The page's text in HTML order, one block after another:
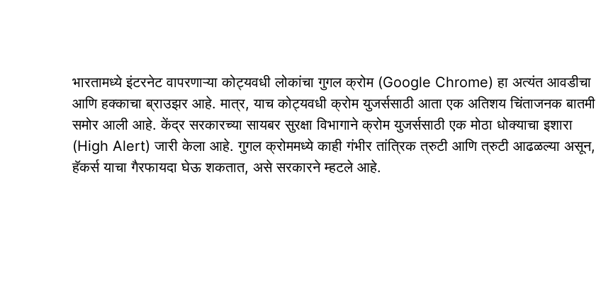
भारतामध्ये इंटरनेट वापरणाऱ्या कोट्यवधी लोकांचा गुगल क्रोम (Google Chrome) हा अत्यंत आवडीचा
आणि हक्काचा ब्राउझर आहे. मात्र, याच कोट्यवधी क्रोम युजर्ससाठी आता एक अतिशय चिंताजनक बातमी
समोर आली आहे. केंद्र सरकारच्या सायबर सुरक्षा विभागाने क्रोम युजर्ससाठी एक मोठा धोक्याचा इशारा
(High Alert) जारी केला आहे. गुगल क्रोममध्ये काही गंभीर तांत्रिक त्रुटी आणि त्रुटी आढळल्या असून,
हॅकर्स याचा गैरफायदा घेऊ शकतात, असे सरकारने म्हटले आहे.